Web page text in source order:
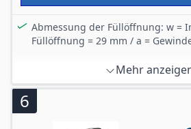
Abmessung der Füllöffnung: w =
Füllöffnung = 29 mm / a =
Mehr
6